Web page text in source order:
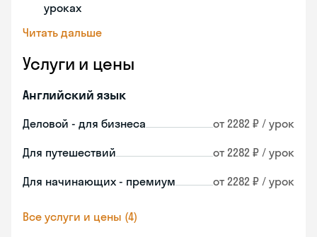
уроках
Читать дальше
Услуги и цены
Английский язык
Деловой - для бизнеса от 2282 ₽ / урок
Для путешествий от 2282 ₽ / урок
Для начинающих - премиум от 2282 ₽ / урок
Все услуги и цены (4)